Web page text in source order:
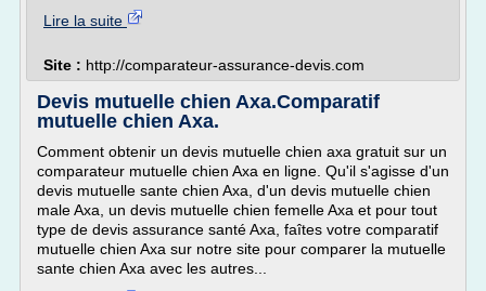
Lire la suite
Site : http://comparateur-assurance-devis.com
Devis mutuelle chien Axa.Comparatif
mutuelle chien Axa.
Comment obtenir un devis mutuelle chien axa gratuit sur un
comparateur mutuelle chien Axa en ligne. Qu'il s'agisse d'un
devis mutuelle sante chien Axa, d'un devis mutuelle chien
male Axa, un devis mutuelle chien femelle Axa et pour tout
type de devis assurance santé Axa, faîtes votre comparatif
mutuelle chien Axa sur notre site pour comparer la mutuelle
sante chien Axa avec les autres...